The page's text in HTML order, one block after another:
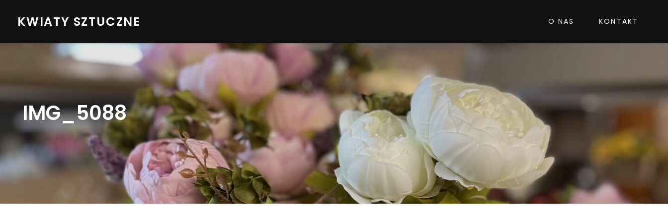
KWIATY SZTUCZNE O NAS KONTAKT
IMG_5088
BY
LINE
BYLINE
PROFIL